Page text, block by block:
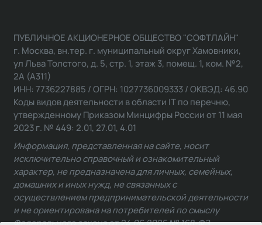
ПУБЛИЧНОЕ АКЦИОНЕРНОЕ ОБЩЕСТВО "СОФТЛАЙН"
г. Москва, вн.тер. г. муниципальный округ Хамовники,
ул Льва Толстого, д. 5, стр. 1, этаж 3, помещ. 1, ком. №2,
2А (А311)
ИНН: 7736227885 / ОГРН: 1027736009333 / ОКВЭД: 46.90
Коды видов деятельности в области IT по перечню,
утвержденному Приказом Минцифры России от 11 мая
2023 г. № 449: 2.01, 27.01, 4.01
Информация, представленная на сайте, носит
исключительно справочный и ознакомительный
характер, не предназначена для личных, семейных,
домашних и иных нужд, не связанных с
осуществлением предпринимательской деятельности
и не ориентирована на потребителей по смыслу